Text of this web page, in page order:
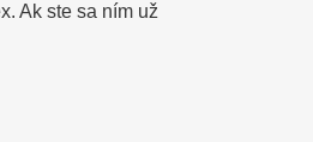
Ak ste sa ním už